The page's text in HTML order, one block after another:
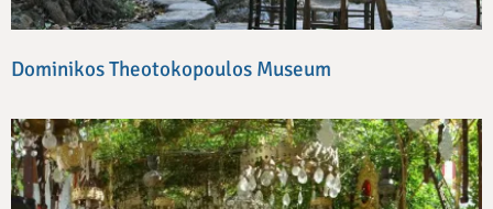
Dominikos Theotokopoulos Museum